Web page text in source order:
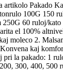
artikolo Pakado
100G 150
250G 60 ruloj/
el 100%
moleco 2.
kaj
pri la pakado: 1
300, 400, 500